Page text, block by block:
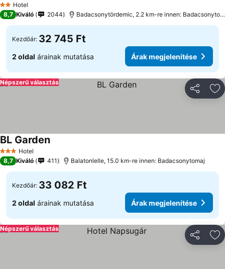
2 Kategória
Hotel
8,7 Kiváló 2044 Badacsonytördemic, 2.2 km-re innen: Badacsonytomaj
Kezdőár: 32 745 Ft
2 oldal árainak mutatása Árak megjelenítése
Népszerű választás
3 Kategória
Hotel
BL Garden
8,7 Kiváló 411 Balatonlelle, 15.0 km-re innen: Badacsonytomaj
Kezdőár: 33 082 Ft
2 oldal árainak mutatása Árak megjelenítése
Népszerű választás